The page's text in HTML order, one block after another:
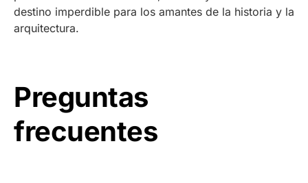
destino imperdible para los amantes de la historia y la
arquitectura.
Preguntas
frecuentes